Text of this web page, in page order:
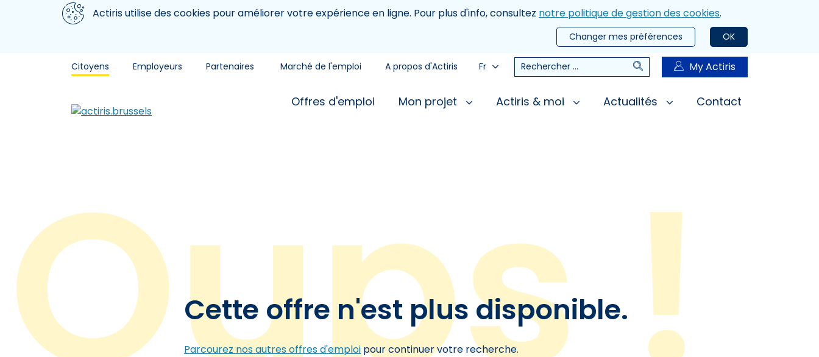
Aller au contenu principal
Nous utilisons des cookiesActiris utilise des cookies pour améliorer votre expérience en ligne. Pour plus d'info, consultez notre politique de gestion des cookies.
OK
Changer mes préférences
Citoyens Employeurs Partenaires Marché de l'emploi A propos d'Actiris Fr Rechercher RechercherMy Actiris
Offres d'emploi Mon projet Actiris & moi Actualités Contact
Cette offre n'est plus disponible.
Parcourez nos autres offres d'emploipour continuer votre recherche.